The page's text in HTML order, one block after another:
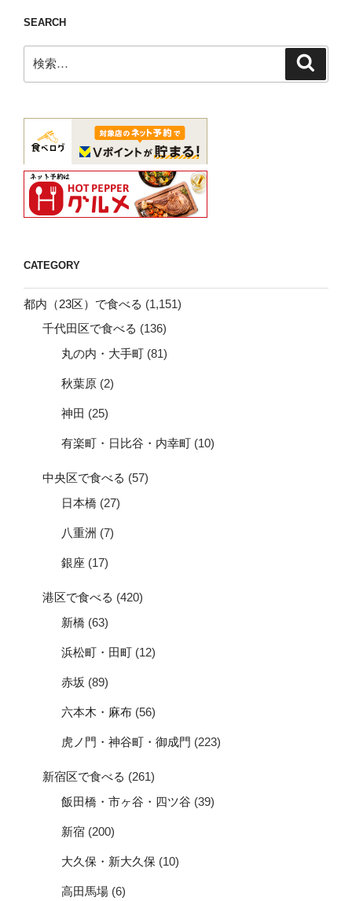
SEARCH
索:
CATEGORY
都内（23区）で食べる (1,151)
千代田区で食べる (136)
丸の内・大手町 (81)
秋葉原 (2)
神田 (25)
有楽町・日比谷・内幸町 (10)
中央区で食べる (57)
日本橋 (27)
八重洲 (7)
銀座 (17)
港区で食べる (420)
新橋 (63)
浜松町・田町 (12)
赤坂 (89)
六本木・麻布 (56)
虎ノ門・神谷町・御成門 (223)
新宿区で食べる (261)
飯田橋・市ヶ谷・四ツ谷 (39)
新宿 (200)
大久保・新大久保 (10)
高田馬場 (6)